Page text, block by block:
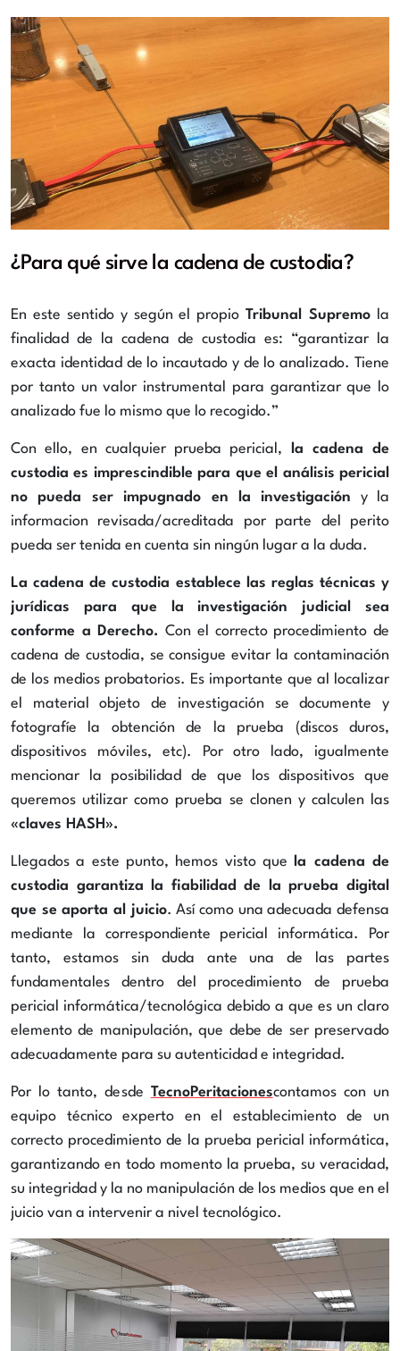
¿Para qué sirve la cadena de custodia?
En este sentido y según el propioTribunal Supremo la
finalidad de la cadena de custodia es: “garantizar la
exacta identidad de lo incautado y de lo analizado. Tiene
por tanto un valor instrumental para garantizar que lo
analizado fue lo mismo que lo recogido.”
Con ello, en cualquier prueba pericial,
la cadena de
custodia es imprescindible para que el análisis pericial
no pueda ser impugnado en la investigación y la
informacion revisada/acreditada por parte del perito
pueda ser tenida en cuenta sin ningún lugar a la duda.
La cadena de custodia establece las reglas técnicas y
jurídicas para que la investigación judicial sea
conforme a Derecho. Con el correcto procedimiento de
cadena de custodia, se consigue evitar la contaminación
de los medios probatorios. Es importante que al localizar
el material objeto de investigación se documente y
fotografíe la obtención de la prueba (discos duros,
dispositivos móviles, etc). Por otro lado, igualmente
mencionar la posibilidad de que los dispositivos que
queremos utilizar como prueba se clonen y calculen las
«claves HASH».
Llegados a este punto, hemos visto que
la cadena de
custodia garantiza la fiabilidad de la prueba digital
que se aporta al juicio. Así como una adecuada defensa
mediante la correspondiente pericial informática. Por
tanto, estamos sin duda ante una de las partes
fundamentales dentro del procedimiento de prueba
pericial informática/tecnológica debido a que es un claro
elemento de manipulación, que debe de ser preservado
adecuadamente para su autenticidad e integridad.
Por lo tanto, desde TecnoPeritacionescontamos con un
equipo técnico experto en el establecimiento de un
correcto procedimiento de la prueba pericial informática,
garantizando en todo momento la prueba, su veracidad,
su integridad y la no manipulación de los medios que en el
juicio van a intervenir a nivel tecnológico.